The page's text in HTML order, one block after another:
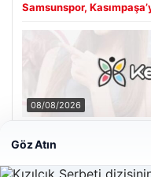
Samsunspor,
08/08/2026
Adresi Ve Sohbet
Göz Atın